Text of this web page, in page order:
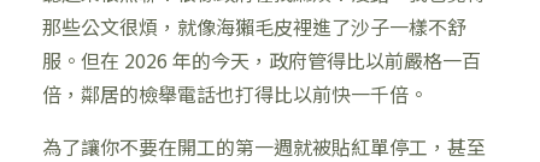
那些公文很煩，就像海獺毛皮裡進了沙子一樣不舒
服。但在 2026 年的今天，政府管得比以前嚴格一百
倍，鄰居的檢舉電話也打得比以前快一千倍。
為了讓你不要在開工的第一週就被貼紅單停工，甚至